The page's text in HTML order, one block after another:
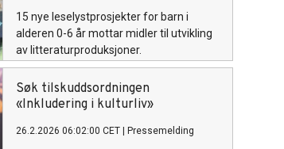
15 nye leselystprosjekter for barn i
alderen 0-6 år mottar midler til utvikling
av litteraturproduksjoner.
Søk tilskuddsordningen
«Inkludering i kulturliv»
26.2.2026 06:02:00 CET Pressemelding